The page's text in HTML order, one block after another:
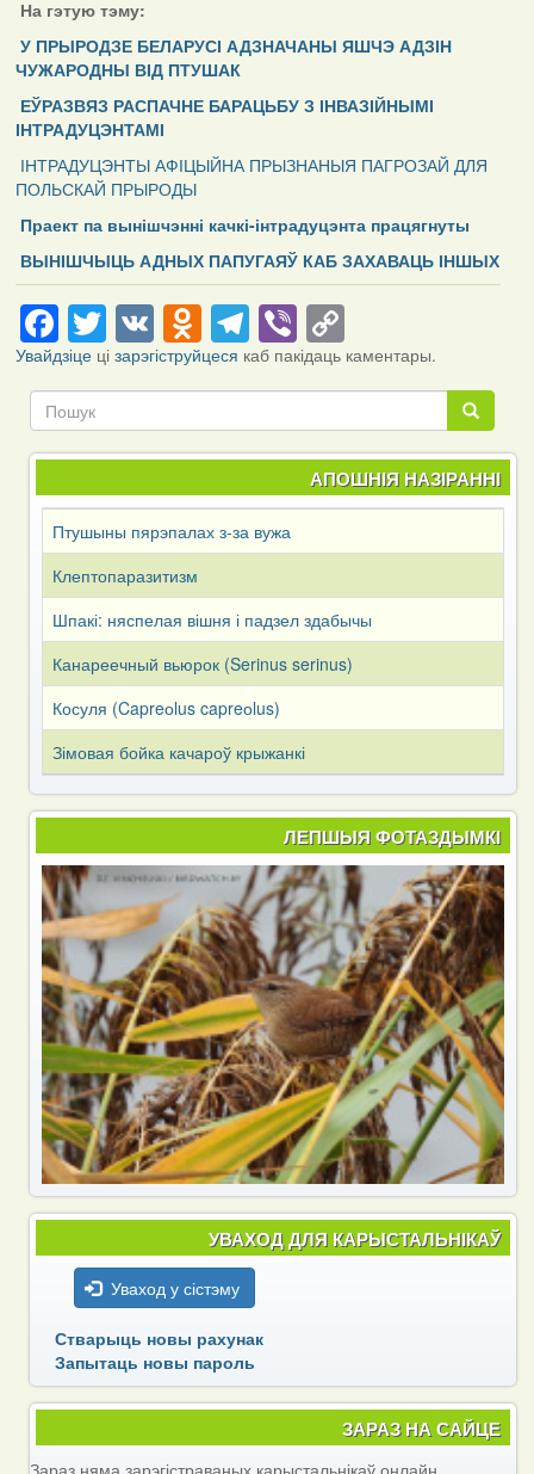
На гэтую тэму:
У ПРЫРОДЗЕ БЕЛАРУСІ АДЗНАЧАНЫ ЯШЧЭ АДЗІН
ЧУЖАРОДНЫ ВІД ПТУШАК
ЕЎРАЗВЯЗ РАСПАЧНЕ БАРАЦЬБУ З ІНВАЗІЙНЫМІ
ІНТРАДУЦЭНТАМІ
ІНТРАДУЦЭНТЫ АФІЦЫЙНА ПРЫЗНАНЫЯ ПАГРОЗАЙ ДЛЯ
ПОЛЬСКАЙ ПРЫРОДЫ
Праект па вынішчэнні качкі-інтрадуцэнта працягнуты
ВЫНІШЧЫЦЬ АДНЫХ ПАПУГАЯЎ КАБ ЗАХАВАЦЬ ІНШЫХ
Facebook
Twitter
VKOdnoklassniki
Telegram
ViberCopy
Link
Увайдзіцеці зарэгіструйцеся каб пакідаць каментары.
Пошук
Пошук
АПОШНІЯ НАЗІРАННІ
Птушыны пярэпалах з-за вужа
Клептопаразитизм
Шпакі: няспелая вішня і падзел здабычы
Канареечный вьюрок (Serinus serinus)
Косуля (Capreоlus capreоlus)
Зімовая бойка качароў крыжанкі
ЛЕПШЫЯ ФОТАЗДЫМКІ
УВАХОД ДЛЯ КАРЫСТАЛЬНІКАЎ
Уваход у сістэму
Стварыць новы рахунак
Запытаць новы пароль
ЗАРАЗ НА САЙЦЕ